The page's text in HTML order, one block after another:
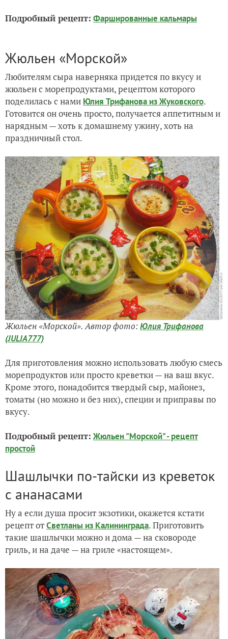
Подробный рецепт: Фаршированные кальмары
Жюльен «Морской»
Любителям сыра наверняка придется по вкусу и
жюльен с морепродуктами, рецептом которого
поделилась с нами Юлия Трифанова из Жуковского.
Готовится он очень просто, получается аппетитным и
нарядным — хоть к домашнему ужину, хоть на
праздничный стол.
Жюльен «Морской». Автор фото:Юлия Трифанова
(JULIA777)
Для приготовления можно использовать любую смесь
морепродуктов или просто креветки — на ваш вкус.
Кроме этого, понадобится твердый сыр, майонез,
томаты (но можно и без них), специи и приправы по
вкусу.
Подробный рецепт: Жюльен "Морской" - рецепт
простой
Шашлычки по-тайски из креветок
с ананасами
Ну а если душа просит экзотики, окажется кстати
рецепт отСветланы из Калининграда. Приготовить
такие шашлычки можно и дома — на сковороде
гриль, и на даче — на гриле «настоящем».